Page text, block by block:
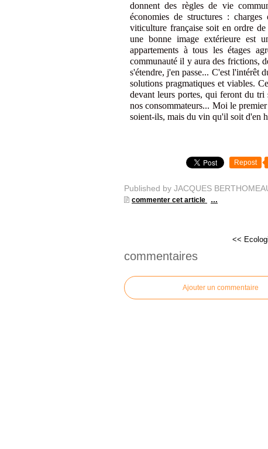
donnent des règles de vie
économies de structures :
viticulture française soit en ordre
une bonne image extérieure est
appartements à tous les étages
communauté il y aura des frictions,
s'étendre, j'en passe... C'est l'intérêt
solutions pragmatiques et viables.
devant leurs portes, qui feront du
nos consommateurs... Moi le
soient-ils, mais du vin qu'il soit d'en
Repost
Published by JACQUES
commenter cet article
…
<<
commentaires
Ajouter un commentaire